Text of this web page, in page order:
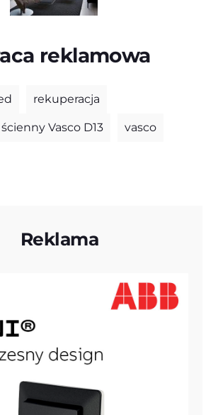
reklamowa
rekuperacja
Vasco D13 vasco
Reklama